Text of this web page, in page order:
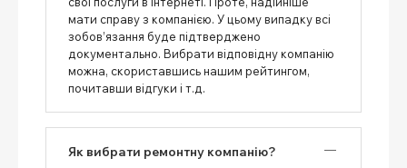
мати справу з компанією. У цьому випадку всі
зобов’язання буде підтверджено
документально. Вибрати відповідну компанію
можна, скориставшись нашим рейтингом,
почитавши відгуки і т.д.
Як вибрати ремонтну компанію?